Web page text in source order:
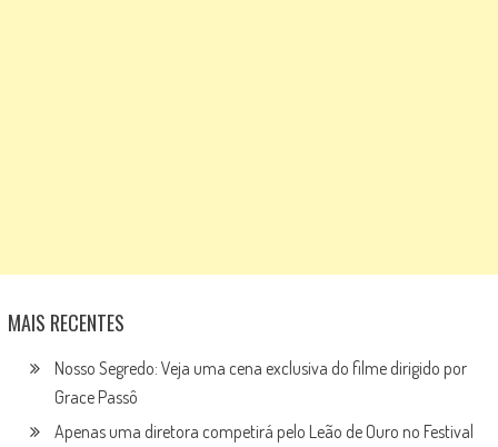
MAIS RECENTES
Nosso Segredo: Veja uma cena exclusiva do filme dirigido por
Grace Passô
Apenas uma diretora competirá pelo Leão de Ouro no Festival